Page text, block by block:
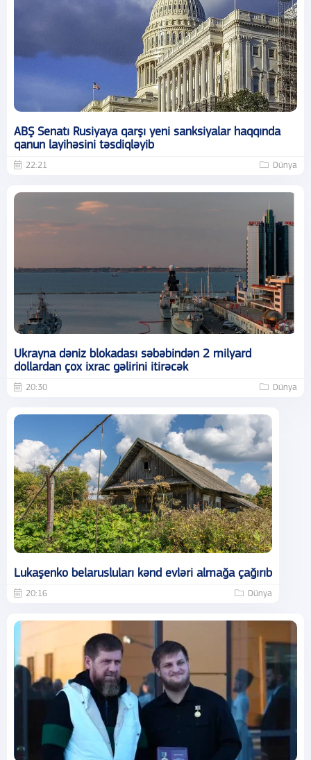
ABŞ Senatı Rusiyaya qarşı yeni sanksiyalar haqqında
qanun layihəsini təsdiqləyib
22:21 Dünya
Ukrayna dəniz blokadası səbəbindən 2 milyard
dollardan çox ixrac gəlirini itirəcək
20:30 Dünya
Lukaşenko belarusluları kənd evləri almağa çağırıb
20:16 Dünya